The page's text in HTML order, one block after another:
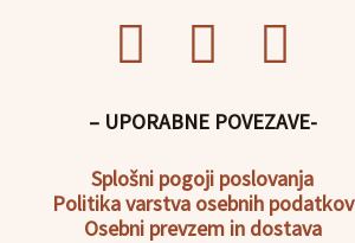
– UPORABNE POVEZAVE-
Splošni pogoji poslovanja
Politikavarstva osebnih podatkov
Osebni prevzem in dostava